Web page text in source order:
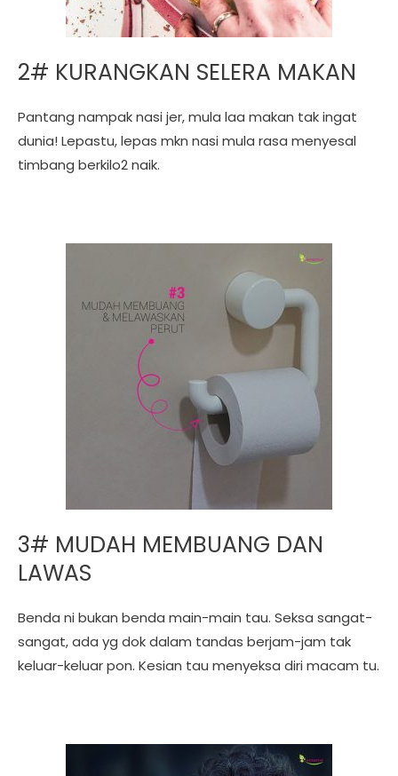
2# KURANGKAN SELERA MAKAN
Pantang nampak nasi jer, mula laa makan tak ingat
dunia! Lepastu, lepas mkn nasi mula rasa menyesal
timbang berkilo2 naik.
3# MUDAH MEMBUANG DAN
LAWAS
Benda ni bukan benda main-main tau. Seksa sangat-
sangat, ada yg dok dalam tandas berjam-jam tak
keluar-keluar pon. Kesian tau menyeksa diri macam tu.